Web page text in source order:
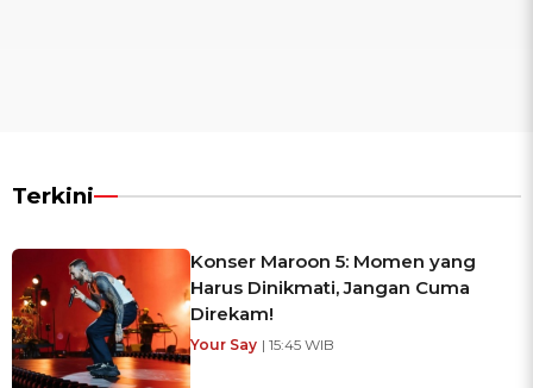
Terkini
Konser Maroon 5: Momen yang
Harus Dinikmati, Jangan Cuma
Direkam!
Your Say | 15:45 WIB